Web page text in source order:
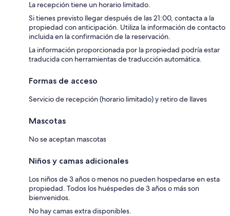
La recepción tiene un horario limitado.
Si tienes previsto llegar después de las 21:00, contacta a la
propiedad con anticipación. Utiliza la información de contacto
incluida en la confirmación de la reservación.
La información proporcionada por la propiedad podría estar
traducida con herramientas de traducción automática.
Formas de acceso
Servicio de recepción (horario limitado) y retiro de llaves
Mascotas
No se aceptan mascotas
Niños y camas adicionales
Los niños de 3 años o menos no pueden hospedarse en esta
propiedad. Todos los huéspedes de 3 años o más son
bienvenidos.
No hay camas extra disponibles.